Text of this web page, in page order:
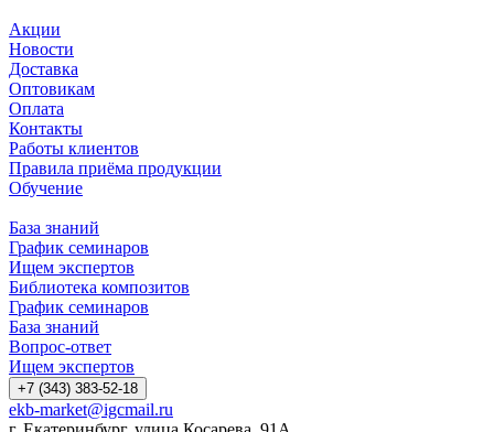
Акции
Новости
Доставка
Оптовикам
Оплата
Контакты
Работы клиентов
Правила приёма продукции
Обучение
База знаний
График семинаров
Ищем экспертов
Библиотека композитов
График семинаров
База знаний
Вопрос-ответ
Ищем экспертов
+7 (343) 383-52-18
ekb-market@igcmail.ru